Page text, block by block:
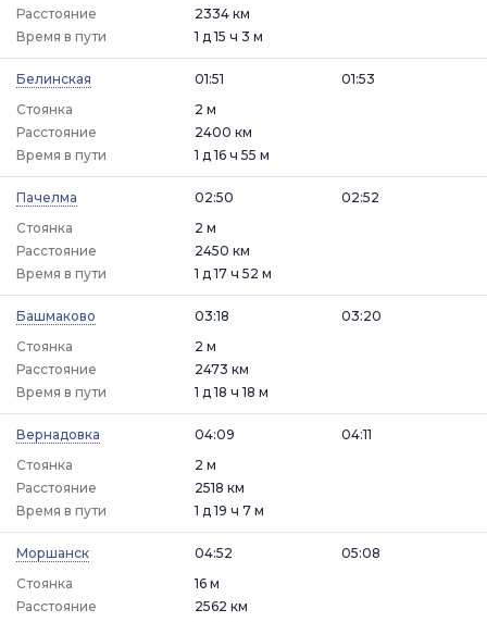
Расстояние
2334 км
Время в пути
1 д 15 ч 3 м
Белинская
01:51
Стоянка
2 м
01:53
Расстояние
2400 км
Время в пути
1 д 16 ч 55 м
Пачелма
02:50
Стоянка
2 м
02:52
Расстояние
2450 км
Время в пути
1 д 17 ч 52 м
Башмаково
03:18
Стоянка
2 м
03:20
Расстояние
2473 км
Время в пути
1 д 18 ч 18 м
Вернадовка
04:09
Стоянка
2 м
04:11
Расстояние
2518 км
Время в пути
1 д 19 ч 7 м
Моршанск
04:52
Стоянка
16 м
05:08
Расстояние
2562 км